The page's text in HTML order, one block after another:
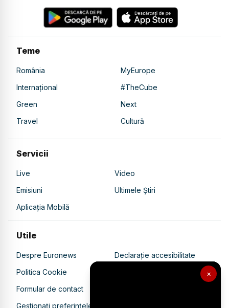
×
Teme
România
MyEurope
Internațional
#TheCube
Green
Next
Travel
Cultură
Servicii
Live
Video
Emisiuni
Ultimele Știri
Aplicația Mobilă
Utile
Despre Euronews
Declarație accesibilitate
Politica Cookie
Politica de confidențialitate
Formular de contact
Gestionați preferințele